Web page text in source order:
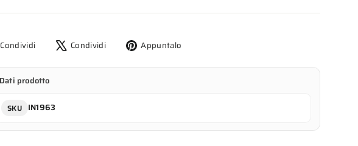
Condividi
Condividi
Facebook
Condividi
Twitta
X
Appuntalo
pin
Dati prodotto
SKU IN1963